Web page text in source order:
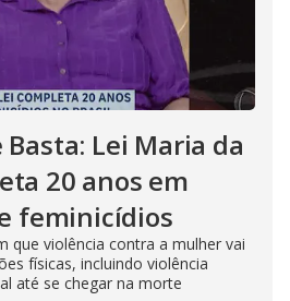
Basta: Lei Maria da
20 anos em
feminicídios
que violência contra a mulher vai
físicas, incluindo violência
até se chegar na morte